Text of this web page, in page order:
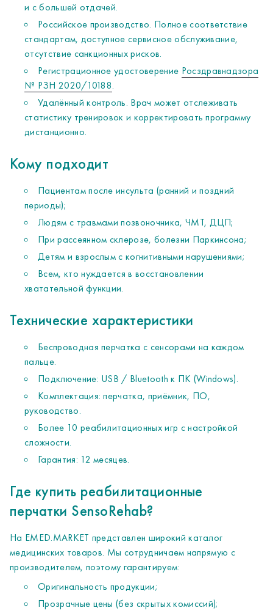
и с большей отдачей.
Российское производство. Полное соответствие
стандартам, доступное сервисное обслуживание,
отсутствие санкционных рисков.
Регистрационное удостоверение Росздравнадзора
№ РЗН 2020/10188.
Удалённый контроль. Врач может отслеживать
статистику тренировок и корректировать программу
дистанционно.
Кому подходит
Пациентам после инсульта (ранний и поздний
периоды);
Людям с травмами позвоночника, ЧМТ, ДЦП;
При рассеянном склерозе, болезни Паркинсона;
Детям и взрослым с когнитивными нарушениями;
Всем, кто нуждается в восстановлении
хватательной функции.
Технические характеристики
Беспроводная перчатка с сенсорами на каждом
пальце.
Подключение: USB / Bluetooth к ПК (Windows).
Комплектация: перчатка, приёмник, ПО,
руководство.
Более 10 реабилитационных игр с настройкой
сложности.
Гарантия: 12 месяцев.
Где купить реабилитационные
перчатки SensoRehab?
На EMED.MARKET представлен широкий каталог
медицинских товаров. Мы сотрудничаем напрямую с
производителем, поэтому гарантируем:
Оригинальность продукции;
Прозрачные цены (без скрытых комиссий);